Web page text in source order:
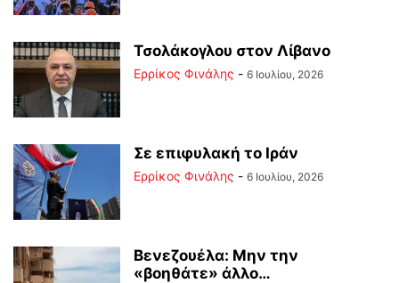
Τσολάκογλου στον Λίβανο
Ερρίκος Φινάλης - 6 Ιουλίου, 2026
Σε επιφυλακή το Ιράν
Ερρίκος Φινάλης - 6 Ιουλίου, 2026
Βενεζουέλα: Μην την
«βοηθάτε» άλλο…